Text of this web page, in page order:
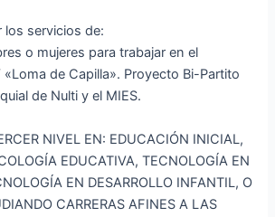
los servicios de:
o mujeres para trabajar en el
de Capilla». Proyecto Bi-Partito
de Nulti y el MIES.
NIVEL EN: EDUCACIÓN INICIAL,
EDUCATIVA, TECNOLOGÍA EN
EN DESARROLLO INFANTIL, O
CARRERAS AFINES A LAS